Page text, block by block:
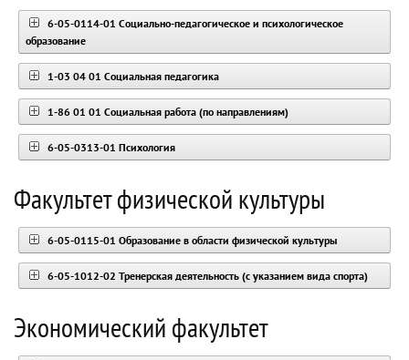
6-05-0114-01 Социально-педагогическое и психологическое
образование
1-03 04 01 Социальная педагогика
1-86 01 01 Социальная работа (по направлениям)
6-05-0313-01 Психология
Факультет физической культуры
6-05-0115-01 Образование в области физической культуры
6-05-1012-02 Тренерская деятельность (с указанием вида спорта)
Экономический факультет